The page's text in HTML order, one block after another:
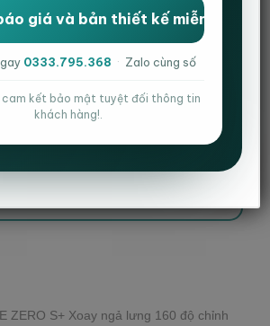
, Ghế Extreme zero s+ ,Ghế gaming
thái học,ghế gaming,ghế văn phòng
ZERO S+ Xoay ngả lưng 160 độ chỉnh
0333.795.368 · Zalo cùng số
cam kết bảo mật tuyệt đối thông tin
khách hàng!.